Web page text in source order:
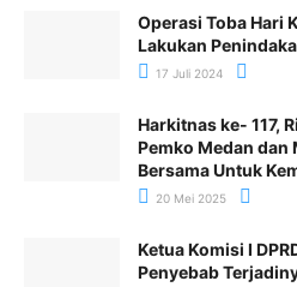
Operasi Toba Hari
Lakukan
17 Juli 2024
Harkitnas ke- 117,
Pemko Medan dan
Bersama Untuk
20 Mei 2025
Ketua Komisi I
Penyebab